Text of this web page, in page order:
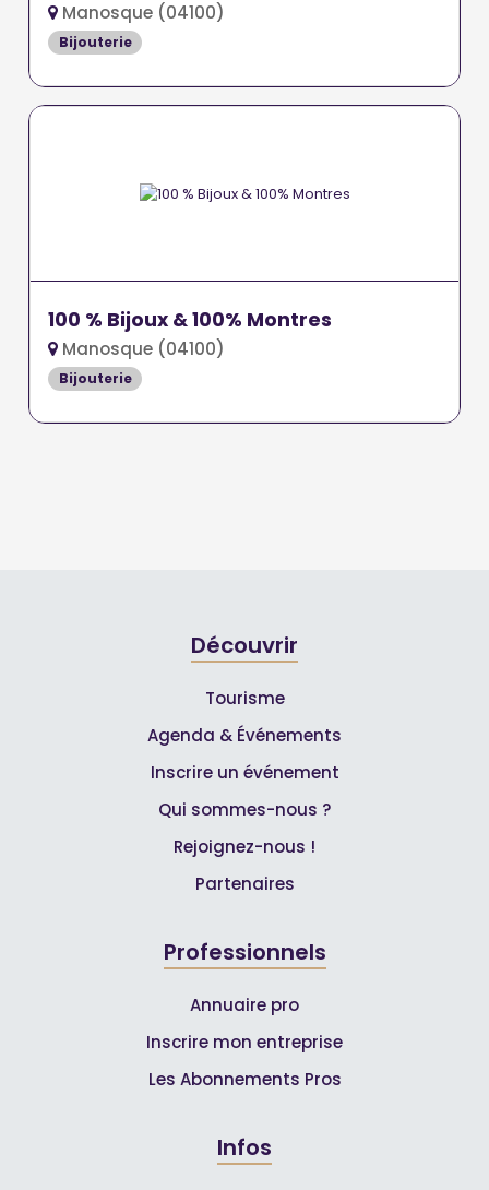
Manosque (04100)
Bijouterie
100 % Bijoux & 100% Montres
Manosque (04100)
Bijouterie
Découvrir
Tourisme
Agenda & Événements
Inscrire un événement
Qui sommes-nous ?
Rejoignez-nous !
Partenaires
Professionnels
Annuaire pro
Inscrire mon entreprise
Les Abonnements Pros
Infos